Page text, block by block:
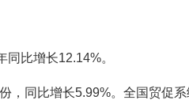
比增长12.14%。
，同比增长5.99%。全国贸促